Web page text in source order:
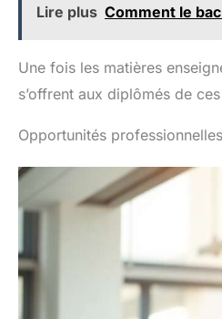
Lire plus Comment le
Une fois les matières
s’offrent aux diplômés de
Opportunités